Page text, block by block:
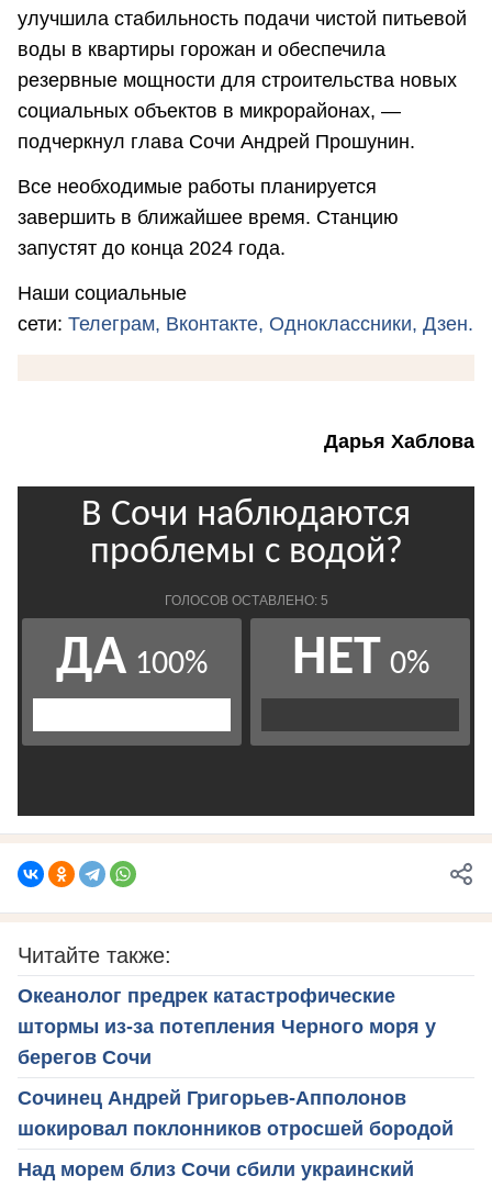
улучшила стабильность подачи чистой питьевой
воды в квартиры горожан и обеспечила
резервные мощности для строительства новых
социальных объектов в микрорайонах, —
подчеркнул глава Сочи Андрей Прошунин.
Все необходимые работы планируется
завершить в ближайшее время. Станцию
запустят до конца 2024 года.
Наши социальные
сети: Телеграм, Вконтакте, Одноклассники, Дзен.
Дарья Хаблова
Читайте также:
Океанолог предрек катастрофические
штормы из-за потепления Черного моря у
берегов Сочи
Сочинец Андрей Григорьев-Апполонов
шокировал поклонников отросшей бородой
Над морем близ Сочи сбили украинский